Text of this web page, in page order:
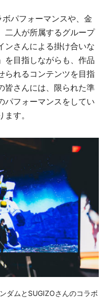
パフォーマンスや、金
二人が所属するグループ
ンさんによる掛け合いな
を目指しながらも、作品
られるコンテンツを目指
皆さんには、限られた準
パフォーマンスをしてい
す。
ダムとSUGIZOさんのコラボ